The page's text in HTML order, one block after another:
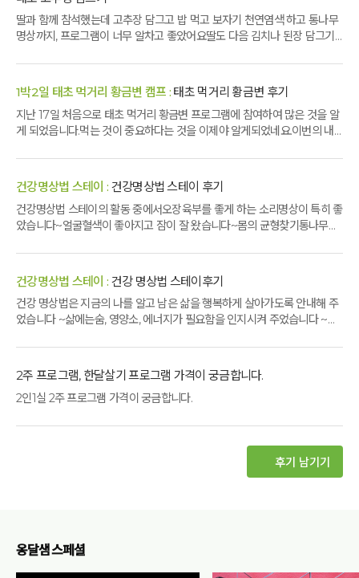
딸과 함께 참석했는데 고추장 담그고 밥 먹고 보자기 천연염색 하고 통나무
명상까지, 프로그램이 너무 알차고 좋았어요딸도 다음 김치나 된장 담그기
1박2일 태초 먹거리 황금변 캠프 : 태초 먹거리 황금변 후기
지난 17일 처음으로 태초 먹거리 황금변 프로그램에 참여하여 많은 것을 알
게 되었읍니다.먹는 것이 중요하다는 것을 이제야 알게되었네요.이번의 내
건강명상법 스테이 : 건강명상법 스테이 후기
건강명상법 스테이의 활동 중에서오장육부를 좋게 하는 소리명상이 특히 좋
았습니다~얼굴혈색이 좋아지고 잠이 잘 왔습니다~몸의 균형찾기통나무이
건강명상법 스테이 : 건강 명상법 스테이후기
건강 명상법은 지금의 나를 알고 남은 삶을 행복하게 살아가도록 안내해 주
었습니다 ~삶에는숨, 영양소, 에너지가 필요함을 인지시켜 주었습니다 ~삼
2주 프로그램, 한달살기 프로그램 가격이 궁금합니다.
2인1실 2주 프로그램 가격이 궁금합니다.
후기 남기기
옹달샘 스페셜